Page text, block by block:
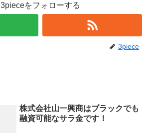
3pieceをフォローする
3piece
株式会社山一興商はブラックでも
融資可能なサラ金です！